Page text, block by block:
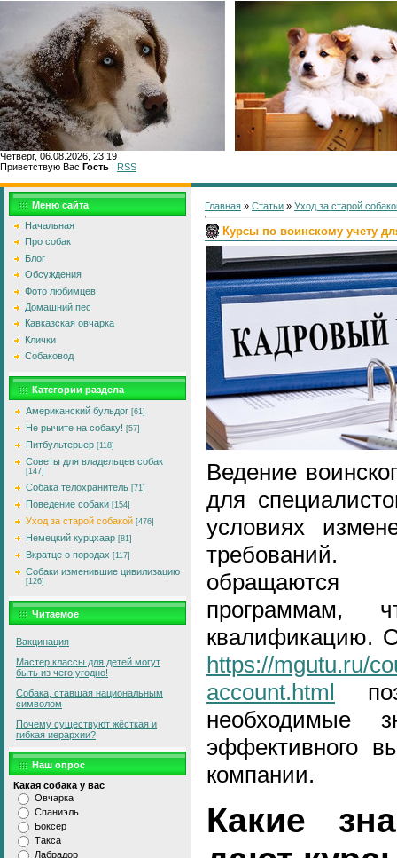
Четверг, 06.08.2026, 23:19
Приветствую Вас Гость | RSS
Меню сайта
Начальная
Про собак
Блог
Обсуждения
Фото любимцев
Домашний пес
Кавказская овчарка
Клички
Собаковод
Категории раздела
Американский бульдог [61]
Не рычите на собаку! [57]
Питбультерьер [118]
Советы для владельцев собак
[147]
Собака телохранитель [71]
Поведение собаки [154]
Уход за старой собакой [476]
Немецкий курцхаар [81]
Вкратце о породах [117]
Собаки изменившие цивилизацию
[126]
Читаемое
Вакцинация
Мастер классы для детей могут
быть из чего угодно!
Собака, ставшая национальным
символом
Почему существуют жёсткая и
гибкая иерархии?
Наш опрос
Какая собака у вас
Овчарка
Спаниэль
Боксер
Такса
Лабрадор
Главная » Статьи » Уход за старой
Курсы по воинскому учету
Ведение
для
условиях
обращаются
программам,
квалификацию.
https://mgutu.ru/
account.html
необходимые
эффективного
компании.
Какие